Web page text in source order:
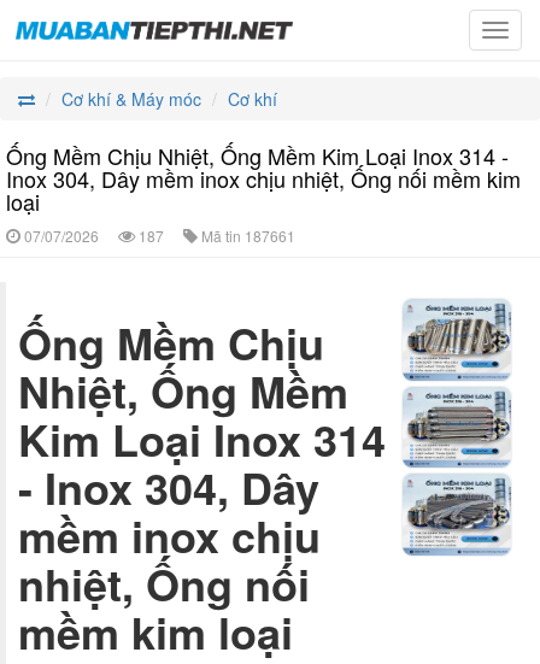
Cơ khí & Máy móc
Cơ khí
Ống Mềm Chịu Nhiệt, Ống Mềm Kim Loại Inox 314 -
Inox 304, Dây mềm inox chịu nhiệt, Ống nối mềm kim
loại
07/07/2026 187 Mã tin 187661
Ống Mềm Chịu
Nhiệt, Ống Mềm
Kim Loại Inox 314
- Inox 304, Dây
mềm inox chịu
nhiệt, Ống nối
mềm kim loại